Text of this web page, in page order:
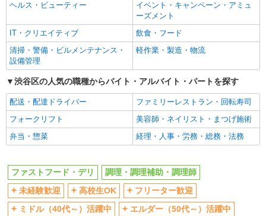
ボーナス・賞与あり
昇給あり
週1日勤務OK
週2～3日勤務OK
短時間勤務（1日4h以内）OK
上場企業・上場企業のグループ会
社
扶養内勤務OK
交通費支給
社会保険あり
まかない・食事補助
社員登用あり
同じ職種から求人を探す
飲食・フード
ファストフード・デリ
調理・調理補助・調理師
同じ特徴から求人を探す
未経験歓迎
高校生OK
ヘルス・ビューティー
イベント・キャンペーン・アミュ
ーズメント
IT・クリエイティブ
飲食・フード
清掃・警備・ビルメンテナンス・
設備管理
軽作業・製造・物流
渋谷区の人気の職種からバイト・アルバイト・パートを探す
配送・配達ドライバー
ファミリーレストラン・回転寿司
フォークリフト
美容師・ネイリスト・まつげ施術
弁当・惣菜
経理・人事・労務・総務・法務
ファストフード・デリ
調理・調理補助・調理師
未経験歓迎
高校生OK
フリーター歓迎
ミドル（40代～）活躍中
エルダー（50代～）活躍中